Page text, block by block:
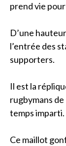
prend vie
D’une
l’entrée des
supporters.
Il est la
rugbymans
temps imparti.
Ce maillot